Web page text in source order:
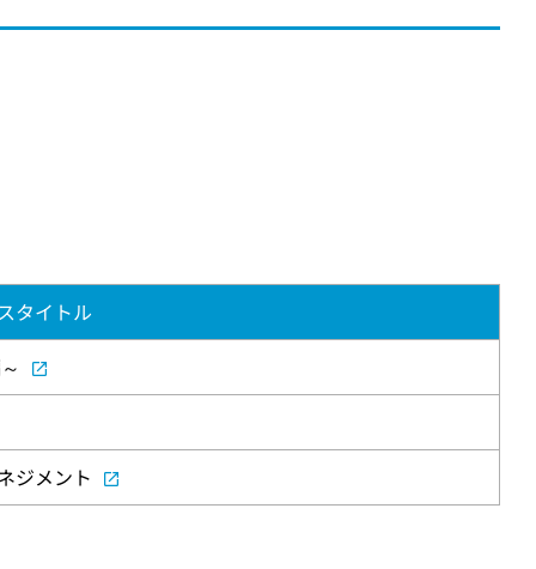
タイトル
ジメント